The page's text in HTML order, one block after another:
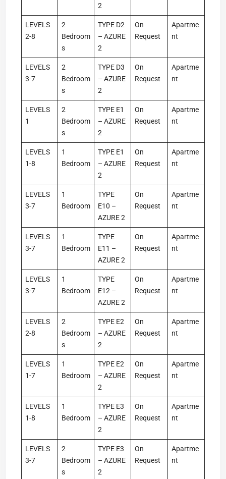
2
LEVELS
2-8
2
Bedroom
s
TYPE D2
– AZURE
2
On
Request
Apartme
nt
LEVELS
3-7
2
Bedroom
s
TYPE D3
– AZURE
2
On
Request
Apartme
nt
LEVELS
1
2
Bedroom
s
TYPE E1
– AZURE
2
On
Request
Apartme
nt
LEVELS
1-8
1
Bedroom
TYPE E1
– AZURE
2
On
Request
Apartme
nt
LEVELS
3-7
1
Bedroom
TYPE
E10 –
AZURE 2
On
Request
Apartme
nt
LEVELS
3-7
1
Bedroom
TYPE
E11 –
AZURE 2
On
Request
Apartme
nt
LEVELS
3-7
1
Bedroom
TYPE
E12 –
AZURE 2
On
Request
Apartme
nt
LEVELS
2-8
2
Bedroom
s
TYPE E2
– AZURE
2
On
Request
Apartme
nt
LEVELS
1-7
1
Bedroom
TYPE E2
– AZURE
2
On
Request
Apartme
nt
LEVELS
1-8
1
Bedroom
TYPE E3
– AZURE
2
On
Request
Apartme
nt
LEVELS
3-7
2
Bedroom
s
TYPE E3
– AZURE
2
On
Request
Apartme
nt